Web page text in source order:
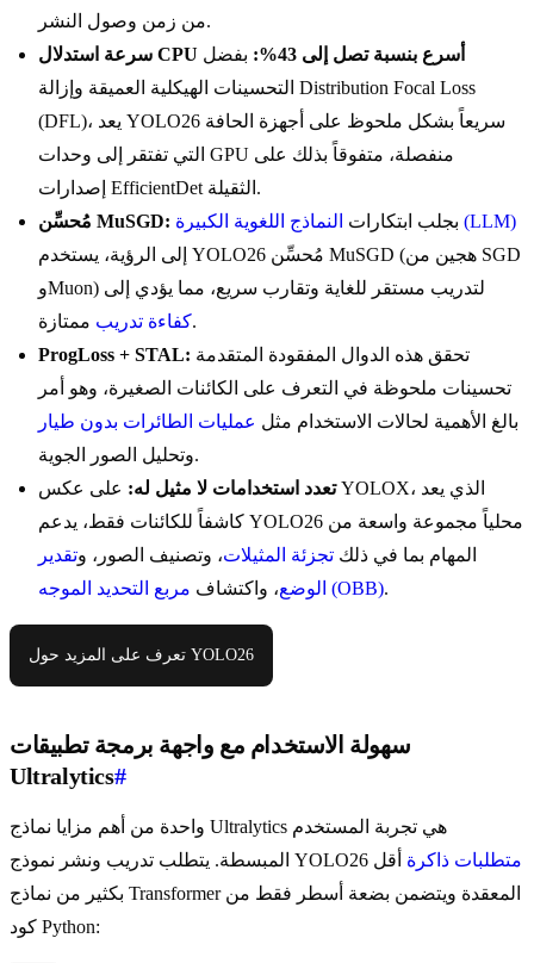
من زمن وصول النشر.
سرعة استدلال CPU أسرع بنسبة تصل إلى 43%:
بفضل
التحسينات الهيكلية العميقة وإزالة Distribution Focal Loss
(DFL)، يعد YOLO26 سريعاً بشكل ملحوظ على أجهزة الحافة
التي تفتقر إلى وحدات GPU منفصلة، متفوقاً بذلك على
إصدارات EfficientDet الثقيلة.
مُحسِّن MuSGD:
بجلب ابتكارات النماذج اللغوية الكبيرة (LLM)
إلى الرؤية، يستخدم YOLO26 مُحسِّن MuSGD (هجين من SGD
وMuon) لتدريب مستقر للغاية وتقارب سريع، مما يؤدي إلى
كفاءة تدريبممتازة.
ProgLoss + STAL:
تحسينات ملحوظة في التعرف على الكائنات الصغيرة، وهو أمر
بالغ الأهمية لحالات الاستخدام مثل عمليات الطائرات بدون طيار
وتحليل الصور الجوية.
تعدد استخدامات لا مثيل له: على عكس YOLOX، الذي يعد
كاشفاً للكائنات فقط، يدعم YOLO26 محلياً مجموعة واسعة من
المهام بما في ذلك تجزئة المثيلات، وتصنيف الصور، وتقدير
الوضع، واكتشاف مربع التحديد الموجه (OBB).
تعرف على المزيد حول YOLO26
سهولة الاستخدام مع واجهة برمجة تطبيقات
Ultralytics#
واحدة من أهم مزايا نماذج Ultralytics هي تجربة المستخدم
المبسطة. يتطلب تدريب ونشر نموذج YOLO26
متطلبات ذاكرة أقل
بكثير من نماذج Transformer المعقدة ويتضمن بضعة أسطر فقط من
كود Python: